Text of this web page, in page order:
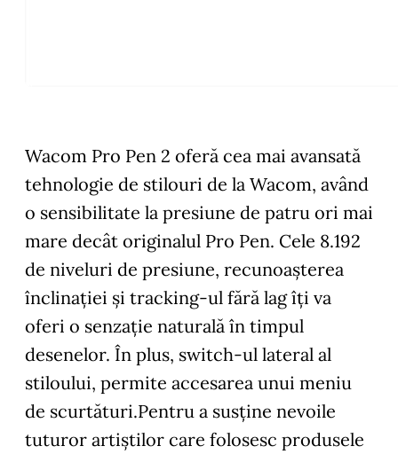
Wacom Pro Pen 2 oferă cea mai avansată
tehnologie de stilouri de la Wacom, având
o sensibilitate la presiune de patru ori mai
mare decât originalul Pro Pen. Cele 8.192
de niveluri de presiune, recunoașterea
înclinației și tracking-ul fără lag îți va
oferi o senzație naturală în timpul
desenelor. În plus, switch-ul lateral al
stiloului, permite accesarea unui meniu
de scurtături.Pentru a susține nevoile
tuturor artiștilor care folosesc produsele